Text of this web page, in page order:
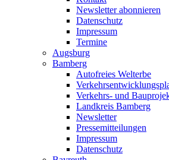
Newsletter abonnieren
Datenschutz
Impressum
Termine
Augsburg
Bamberg
Autofreies Welterbe
Verkehrs- und
Landkreis Bamberg
Newsletter
Pressemitteilungen
Impressum
Datenschutz